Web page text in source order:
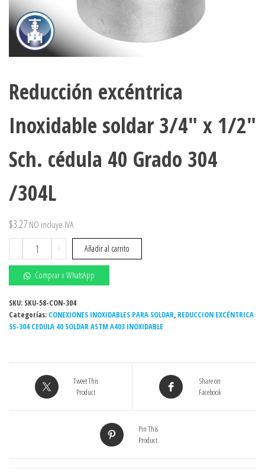
Reducción excéntrica
Inoxidable soldar 3/4″ x 1/2″
Sch. cédula 40 Grado 304
/304L
$3.27 NO incluye IVA
-
Reducción
excéntrica
Inoxidable
soldar
3/4"
x
1/2"
Grado
+ Añadir al carrito
Comprar x WhatsApp
SKU: SKU-58-CON-304
Categorías: CONEXIONES INOXIDABLES PARA SOLDAR, REDUCCION EXCÉNTRICA
SS-304 CEDULA 40 SOLDAR ASTM A403 INOXIDABLE
Tweet This
Product
Share on
Facebook
Pin This
Product